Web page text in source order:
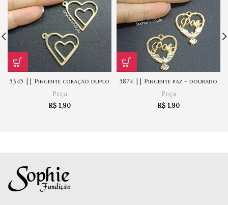
5345 || Pingente coração duplo
Peça
R$ 1,90
5874 || Pingente paz – dourado
Peça
R$ 1,90